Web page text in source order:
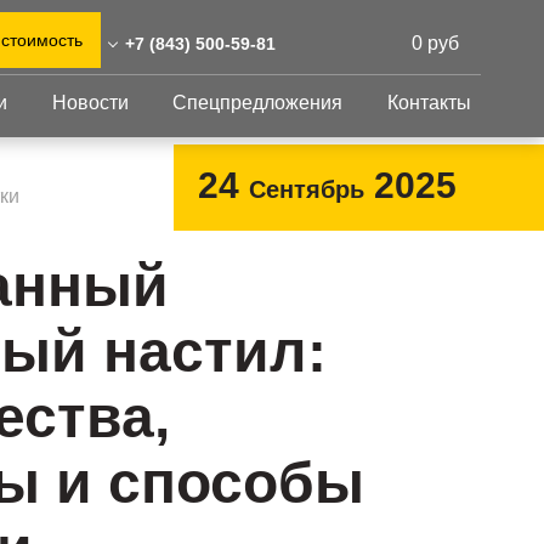
+7 (843) 500-59-81
500-59-81
Тукая, 58
склад: Калужская
район Боровский,
парк "Ворсино",
0 руб
лист
Изделия из
перфорированных
листов
Крепеж
настил
Металлоконструкция
Новости Спецпредложения Контакты
24 Сентябрь 2025
настил:
и способы